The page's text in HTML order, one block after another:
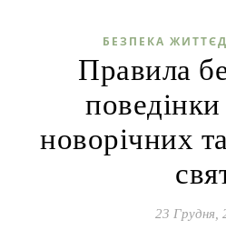
БЕЗПЕКА
Правила
поведінки
новорічних
23 Грудня,